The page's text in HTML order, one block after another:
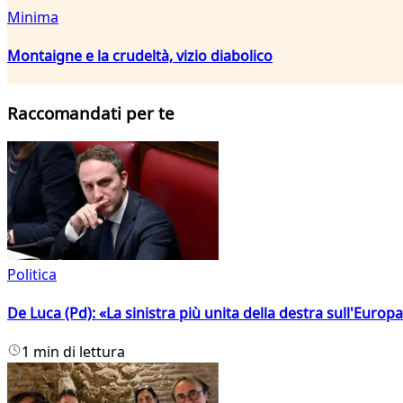
Minima
Montaigne e la crudeltà, vizio diabolico
Raccomandati per te
Politica
De Luca (Pd): «La sinistra più unita della destra
1 min di lettura